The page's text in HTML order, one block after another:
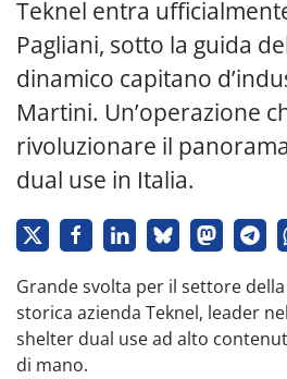
Teknel entra
Pagliani, sotto la guida
dinamico capitano
Martini. Un’operazione
rivoluzionare il
dual use in Italia.
Grande svolta per il settore
storica azienda Teknel, leader
shelter dual use ad alto
di mano.